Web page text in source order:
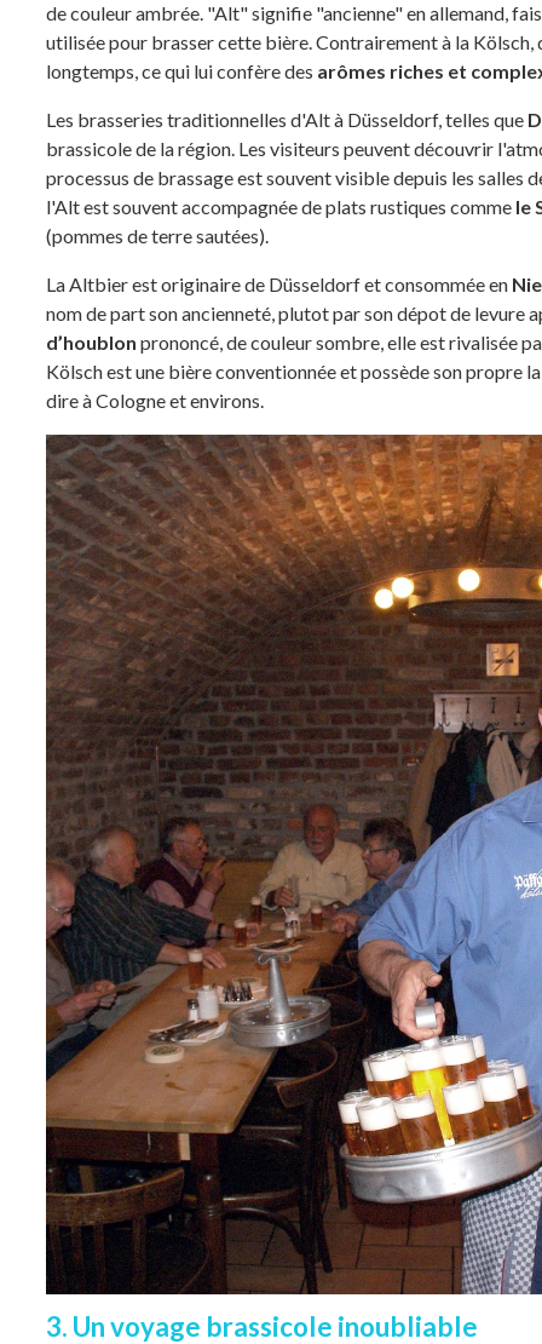
de couleur ambrée. "Alt" signifie "ancienne" en allemand,
utilisée pour brasser cette bière. Contrairement à la
longtemps, ce qui lui confère des arômes riches et
Les brasseries traditionnelles d'Alt à Düsseldorf, telles que
brassicole de la région. Les visiteurs peuvent découvrir
processus de brassage est souvent visible depuis les salles
l'Alt est souvent accompagnée de plats rustiques comme le
(pommes de terre sautées).
La Altbier est originaire de Düsseldorf et consommée en
nom de part son ancienneté, plutot par son dépot de levure
d’houblon prononcé, de couleur sombre, elle est rivalisée
Kölsch est une bière conventionnée et possède son
dire à Cologne et environs.
3. Un voyage brassicole inoubliable